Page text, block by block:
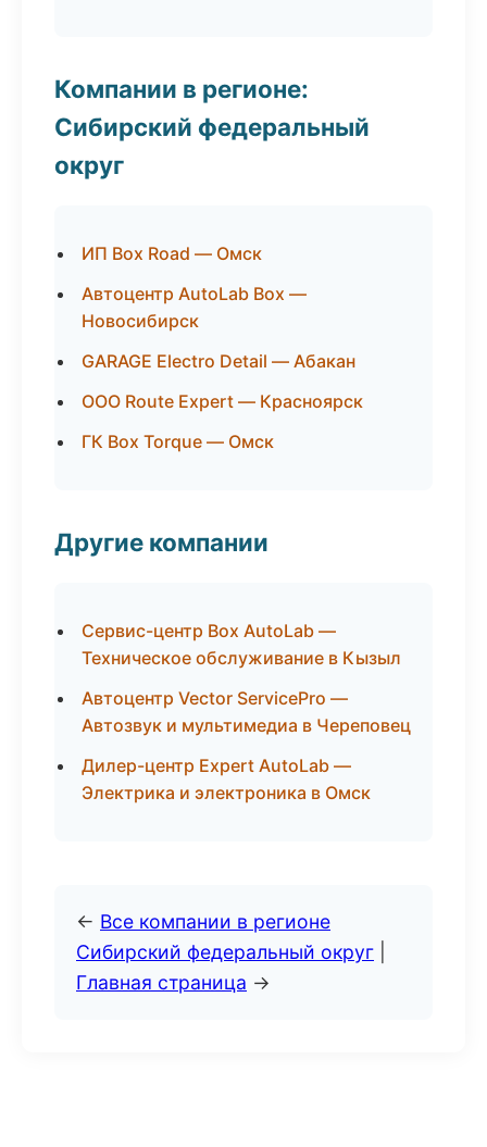
Компании в регионе:
Сибирский федеральный
округ
ИП Box Road — Омск
Автоцентр AutoLab Box —
Новосибирск
GARAGE Electro Detail — Абакан
ООО Route Expert — Красноярск
ГК Box Torque — Омск
Другие компании
Сервис-центр Box AutoLab —
Техническое обслуживание в Кызыл
Автоцентр Vector ServicePro —
Автозвук и мультимедиа в Череповец
Дилер-центр Expert AutoLab —
Электрика и электроника в Омск
← Все компании в регионе
Сибирский федеральный округ
Главная страница →